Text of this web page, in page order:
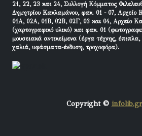
21, 22, 23 και 24, Συλλογή Κόμματος
Δημητρίου Κακλαμάνου, φακ. 01 - 07, Αρχείο
01Α, 02Α, 01Β, 02Β, 02Γ, 03 και 04, Αρχείο
(χαρτογραφικό υλικό) και φακ. 01
μουσειακά αντικείμενα (έργα τέχνης, έπιπλα,
χαλιά, υφάσματα-ένδυση, τροχοφόρα).
Copyright © infolib.gr